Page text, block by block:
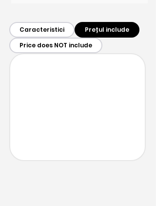
Caracteristici
Prețul include
Price does NOT include